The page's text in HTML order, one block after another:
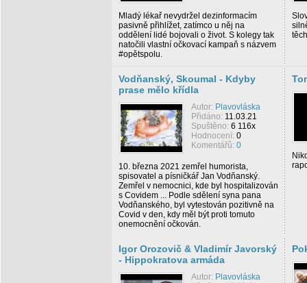
Mladý lékař nevydržel dezinformacím
pasivně přihlížet, zatímco u něj na
oddělení lidé bojovali o život. S kolegy tak
natočili vlastní očkovací kampaň s názvem
#opětspolu.
Vodňanský, Skoumal - Kdyby
prase mělo křídla
Autor: Plavovláska
Přidáno: 11.03.21
Spuštěno: 6 116x
Hodnocení: 0
Komentářů: 0
10. března 2021 zemřel humorista,
spisovatel a písničkář Jan Vodňanský.
Zemřel v nemocnici, kde byl hospitalizován
s Covidem ... Podle sdělení syna pana
Vodňanského, byl vytestován pozitivně na
Covid v den, kdy měl být proti tomuto
onemocnění očkován.
Igor Orozovič & Vladimír Javorský
- Hippokratova armáda
Autor: Plavovláska